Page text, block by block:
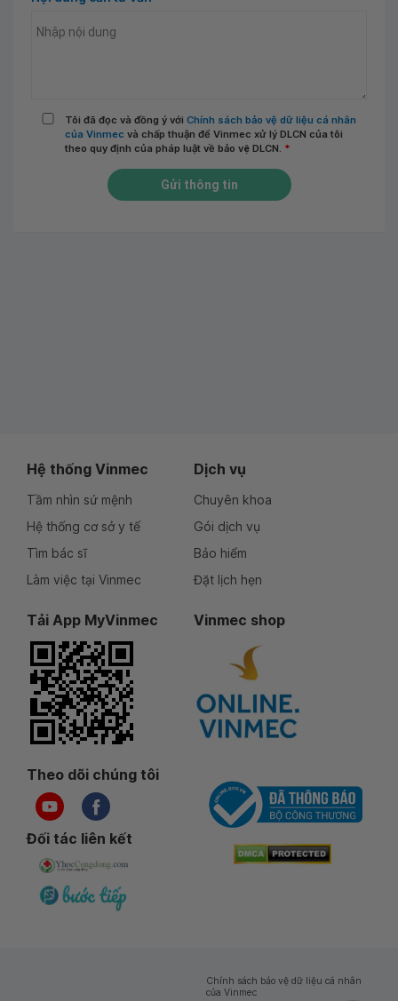
Tôi đã đọc và đồng ý với Chính sách bảo vệ dữ liệu cá nhân
của Vinmec và chấp thuận để Vinmec xử lý DLCN của tôi
theo quy định của pháp luật về bảo vệ DLCN. *
Gửi thông tin
Hệ thống Vinmec
Tầm nhìn sứ mệnh
Hệ thống cơ sở y tế
Tìm bác sĩ
Làm việc tại Vinmec
Dịch vụ
Chuyên khoa
Gói dịch vụ
Bảo hiểm
Đặt lịch hẹn
Tải App MyVinmec Vinmec shop
Theo dõi chúng tôi
Đối tác liên kết
Chính sách bảo vệ dữ liệu cá nhân
của Vinmec